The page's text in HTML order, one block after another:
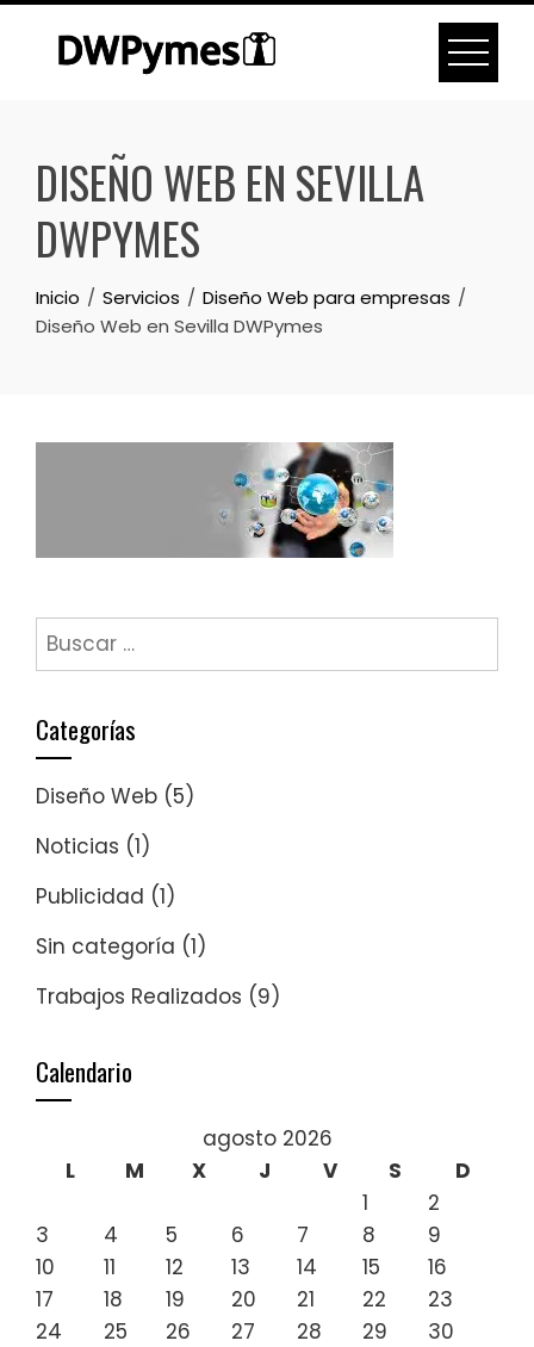
Skip
DISEÑO WEB EN SEVILLA
DWPYMES
Inicio Servicios
Diseño Web para empresas
Diseño Web en Sevilla DWPymes
Buscar:
Categorías
Diseño Web (5)
Noticias (1)
Publicidad (1)
Sin categoría (1)
Trabajos Realizados (9)
Calendario
agosto 2026
L
M X J V S
D
1
2
3
4 5 6 7 8
9
10
11 12 13 14 15
16
17
18 19 20 21 22
23
24
25 26 27 28 29
30